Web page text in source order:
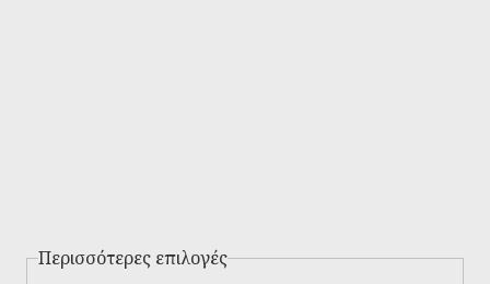
Περισσότερες επιλογές